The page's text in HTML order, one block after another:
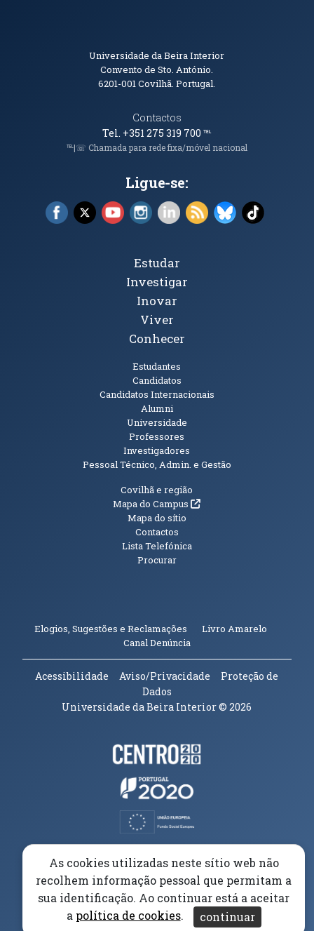
Informações de Contacto
Universidade da Beira Interior
Convento de Sto. António.
6201-001Covilhã. Portugal.
Contactos
Tel. +351 275 319 700℡
℡|☏ Chamada para rede fixa/móvel nacional
Ligue-se:
Facebook (abre em nova janela)
X (abre em nova janela)
YouTube (abre em nova janela)
Instagram (abre em nova janela)
LinkedIn (abre em nova
RSS (abre em nova
Bluesky (abre
TikTok
Tópicos Principais
Estudar
Investigar
Inovar
Viver
Conhecer
Estudantes
Candidatos
Candidatos Internacionais
Alumni
Universidade
Professores
Investigadores
Pessoal Técnico, Admin. e Gestão
Informações Adicionais
Covilhã e região
Mapa do Campus(abre em nova janela)
Mapa do sítio
Contactos
Lista Telefónica
Procurar
Elogios, Sugestões e Reclamações Livro Amarelo
Canal Denúncia(abre em nova janela)
Acessibilidade Aviso/Privacidade
Proteção de
Dados
Universidade da Beira Interior© 2026
Parceiros e Financiadores
(abre em nova janela)
(abre em nova janela)
As cookies utilizadas neste sítio web não
recolhem informação pessoal que permitam a
sua identificação. Ao continuar está a aceitar
a política de cookies. continuar